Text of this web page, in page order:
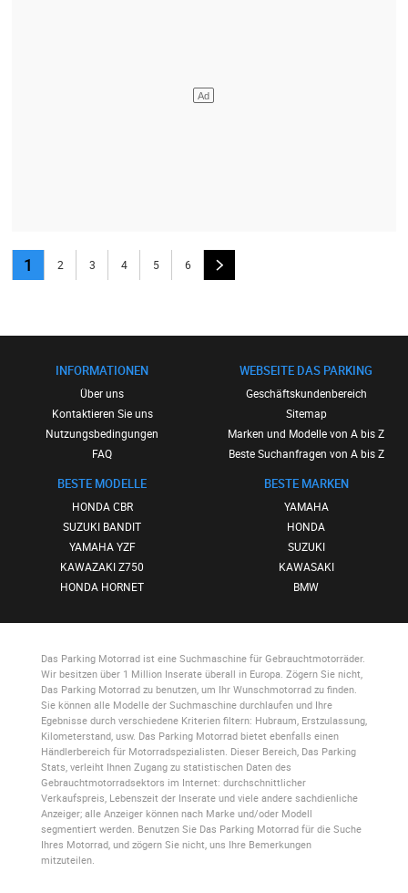
1 2 3 4 5 6
INFORMATIONEN
Über uns
Kontaktieren Sie uns
Nutzungsbedingungen
FAQ
BESTE MODELLE
HONDA CBR
SUZUKI BANDIT
YAMAHA YZF
KAWAZAKI Z750
HONDA HORNET
WEBSEITE DAS PARKING
Geschäftskundenbereich
Sitemap
Marken und Modelle von A bis Z
Beste Suchanfragen von A bis Z
BESTE MARKEN
YAMAHA
HONDA
SUZUKI
KAWASAKI
BMW
Das Parking Motorradist eine Suchmaschine für Gebrauchtmotorräder.
Wir besitzen über 1 Million Inserate überall in Europa. Zögern Sie nicht,
Das Parking Motorradzu benutzen, um Ihr Wunschmotorrad zu finden.
Sie können alle Modelle der Suchmaschine durchlaufen und Ihre
Egebnisse durch verschiedene Kriterien filtern: Hubraum, Erstzulassung,
Kilometerstand, usw. Das Parking Motorradbietet ebenfalls einen
Händlerbereich für Motorradspezialisten. Dieser Bereich, Das Parking
Stats, verleiht Ihnen Zugang zu statistischen Daten des
Gebrauchtmotorradsektors im Internet: durchschnittlicher
Verkaufspreis, Lebenszeit der Inserate und viele andere sachdienliche
Anzeiger; alle Anzeiger können nach Marke und/oder Modell
segmentiert werden. Benutzen Sie Das Parking Motorradfür die Suche
Ihres Motorrad, und zögern Sie nicht, uns Ihre Bemerkungen
mitzuteilen.